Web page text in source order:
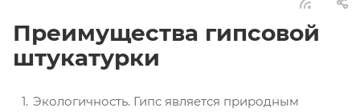
Преимущества гипсовой
штукатурки
Экологичность. Гипс является природным